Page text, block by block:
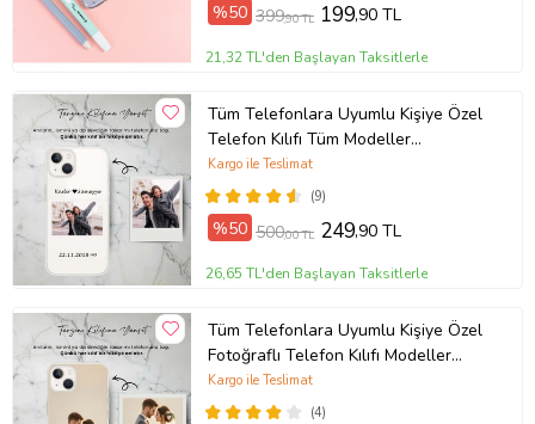
%50 399,90 TL 199,90 TL
21,32 TL'den Başlayan Taksitlerle
Tüm Telefonlara Uyumlu Kişiye Özel
Telefon Kılıfı Tüm Modeller
Açıklamada
(9)
Kargo ile Teslimat
%50 500,00 TL 249,90 TL
26,65 TL'den Başlayan Taksitlerle
Tüm Telefonlara Uyumlu Kişiye Özel
Fotoğraflı Telefon Kılıfı Modeller
Açıklamada
(4)
Kargo ile Teslimat